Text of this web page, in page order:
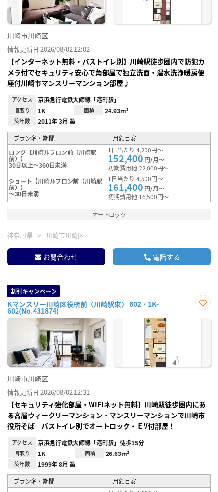
川崎市川崎区
情報更新日 2026/08/02 12:02
【インターネット無料・バストイレ別】川崎駅徒歩圏内で防犯カ
メラ付でセキュリティ安心で角部屋で独立洗面・温水洗浄暖房便
座付川崎市マンスリーマンション部屋♪
アクセス 京浜急行電鉄大師線「港町駅」
間取り 1K 面積 24.93m²
築年数 2011年 3月 築
プラン名・期間
月額目安
ロング【川崎ルフロン前（川崎駅
前）】
30日以上～360日未満
1日当たり 4,200円～
152,400 円/月～
初期費用他 22,000円～
ショート【川崎ルフロン前（川崎駅
前）】
～30日未満
1日当たり 4,500円～
161,400 円/月～
初期費用他 16,500円～
オートロック
神奈川県 川崎市川崎区
お問合わせ 電話する
割引キャンペーン
Kマンスリー川崎区役所前（川崎駅東） 602・1K-
602(No.431874)
に入
川崎市川崎区
情報更新日 2026/08/02 12:31
【セキュリティ強化部屋・WIFIネット無料】川崎駅徒歩圏内にあ
る高層ウィークリーマンション・マンスリーマンションで川崎市
役所そば バストイレ別でオートロック・ＥV付部屋！
アクセス 京浜急行電鉄大師線「港町駅」徒歩15分
間取り 1K 面積 26.63m²
築年数 1999年 8月 築
プラン名・期間
月額目安